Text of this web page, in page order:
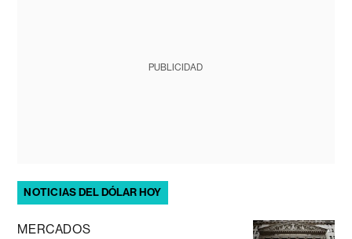
PUBLICIDAD
NOTICIAS DEL DÓLAR HOY
MERCADOS